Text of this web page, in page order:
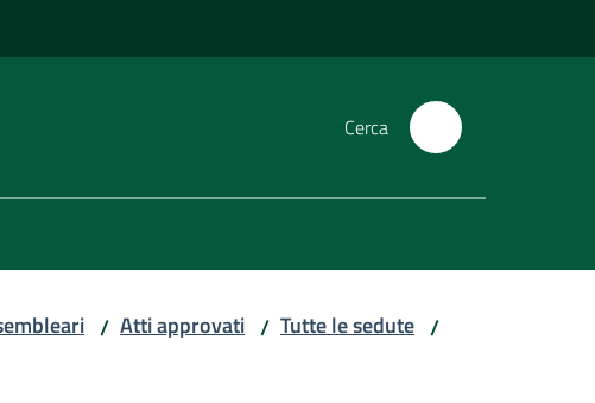
Cerca
/ Atti approvati / Tutte le sedute /